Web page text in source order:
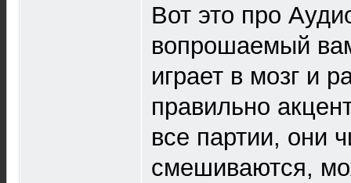
Вот это про
вопрошаемый
играет в мозг и
правильно
все партии, они
смешиваются,